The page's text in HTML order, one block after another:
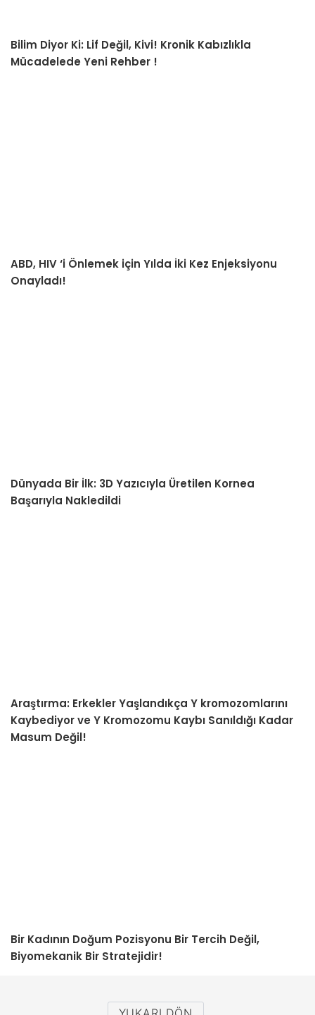
Bilim Diyor Ki: Lif Değil, Kivi! Kronik Kabızlıkla
Mücadelede Yeni Rehber !
ABD, HIV ‘i Önlemek için Yılda İki Kez Enjeksiyonu
Onayladı!
Dünyada Bir İlk: 3D Yazıcıyla Üretilen Kornea
Başarıyla Nakledildi
Araştırma: Erkekler Yaşlandıkça Y kromozomlarını
Kaybediyor ve Y Kromozomu Kaybı Sanıldığı Kadar
Masum Değil!
Bir Kadının Doğum Pozisyonu Bir Tercih Değil,
Biyomekanik Bir Stratejidir!